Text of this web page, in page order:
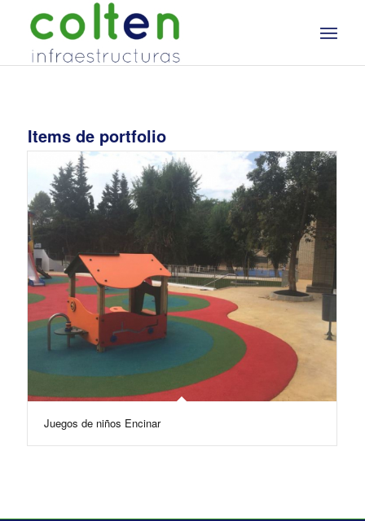
Items de portfolio
Juegos de niños Encinar